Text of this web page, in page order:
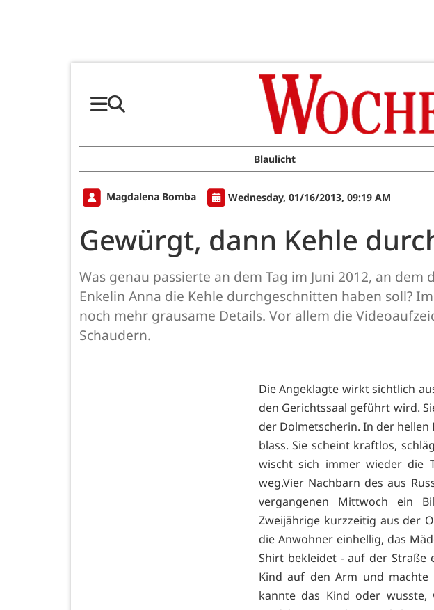
Blaulicht
Magdalena Bomba Wednesday, 01/16/2013, 09:19 AM
Gewürgt, dann Kehle
Was genau passierte an dem Tag im Juni 2012, an
Enkelin Anna die Kehle durchgeschnitten haben soll?
noch mehr grausame Details. Vor allem die
Schaudern.
Die Angeklagte wirkt sichtlich
den Gerichtssaal geführt wird.
der Dolmetscherin. In der
blass. Sie scheint kraftlos,
wischt sich immer wieder die
weg.Vier Nachbarn des aus
vergangenen Mittwoch ein
Zweijährige kurzzeitig aus der
die Anwohner einhellig, das
Shirt bekleidet - auf der Straße
Kind auf den Arm und machte
kannte das Kind oder